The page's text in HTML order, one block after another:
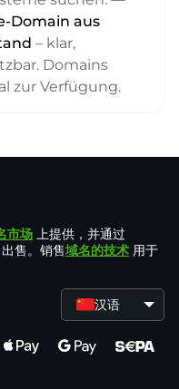
Domain aus
– klar,
Domains
zur Verfügung.
市场 上提供，并通过
出售。销售域名的技术 用于
汉语